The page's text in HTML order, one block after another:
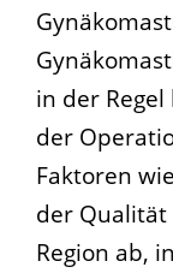
in der
der
Faktoren
der Qualität
Region ab,